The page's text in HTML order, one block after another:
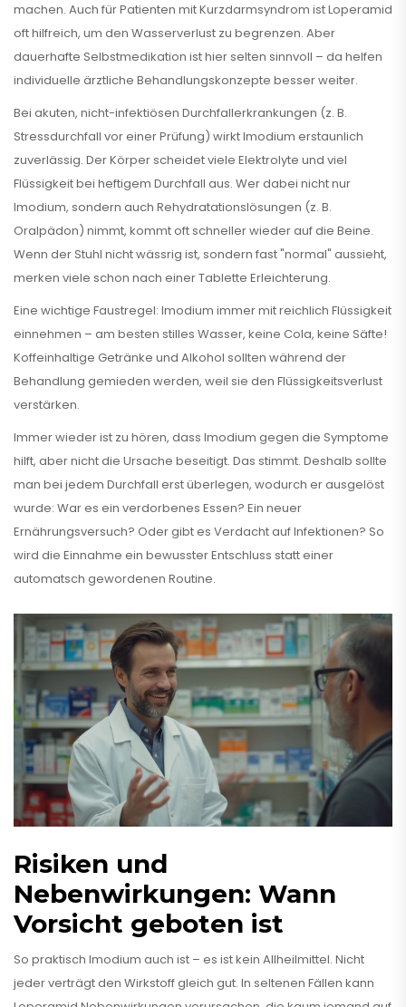
machen. Auch für Patienten mit Kurzdarmsyndrom ist Loperamid
oft hilfreich, um den Wasserverlust zu begrenzen. Aber
dauerhafte Selbstmedikation ist hier selten sinnvoll – da helfen
individuelle ärztliche Behandlungskonzepte besser weiter.
Bei akuten, nicht-infektiösen Durchfallerkrankungen (z. B.
Stressdurchfall vor einer Prüfung) wirkt Imodium erstaunlich
zuverlässig. Der Körper scheidet viele Elektrolyte und viel
Flüssigkeit bei heftigem Durchfall aus. Wer dabei nicht nur
Imodium, sondern auch Rehydratationslösungen (z. B.
Oralpädon) nimmt, kommt oft schneller wieder auf die Beine.
Wenn der Stuhl nicht wässrig ist, sondern fast "normal" aussieht,
merken viele schon nach einer Tablette Erleichterung.
Eine wichtige Faustregel: Imodium immer mit reichlich Flüssigkeit
einnehmen – am besten stilles Wasser, keine Cola, keine Säfte!
Koffeinhaltige Getränke und Alkohol sollten während der
Behandlung gemieden werden, weil sie den Flüssigkeitsverlust
verstärken.
Immer wieder ist zu hören, dass Imodium gegen die Symptome
hilft, aber nicht die Ursache beseitigt. Das stimmt. Deshalb sollte
man bei jedem Durchfall erst überlegen, wodurch er ausgelöst
wurde: War es ein verdorbenes Essen? Ein neuer
Ernährungsversuch? Oder gibt es Verdacht auf Infektionen? So
wird die Einnahme ein bewusster Entschluss statt einer
automatsch gewordenen Routine.
Risiken und
Nebenwirkungen: Wann
Vorsicht geboten ist
So praktisch Imodium auch ist – es ist kein Allheilmittel. Nicht
jeder verträgt den Wirkstoff gleich gut. In seltenen Fällen kann